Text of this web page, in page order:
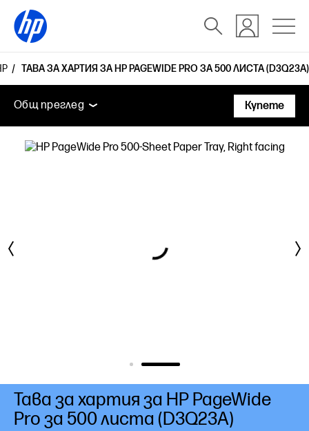
ТАВА ЗА ХАРТИЯ ЗА HP PAGEWIDE PRO ЗА 500 ЛИСТА (D3Q23A)
Общ преглед
Поддръжка
Общ преглед
Общ преглед
Купете
Тава за хартия за HP PageWide
Pro за 500 листа (D3Q23A)